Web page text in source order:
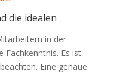
die idealen
in der
Fachkenntnis. Es ist
Eine genaue